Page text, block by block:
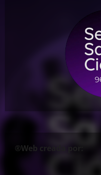
®Web creada por: